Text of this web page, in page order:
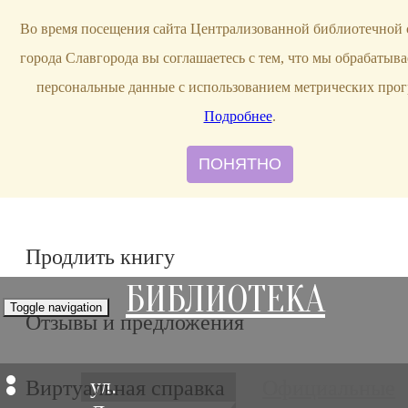
bibl-serv@mail.ru
Продлить книгу
Отзывы и предложения
Виртуальная справка
ул.
Toggle navigation БИБЛИОТЕКА
Во время посещения сайта Централизованной библиотечной
города Славгорода вы соглашаетесь с тем, что мы
персональные данные с использованием метрических
Подробнее.
ПОНЯТНО